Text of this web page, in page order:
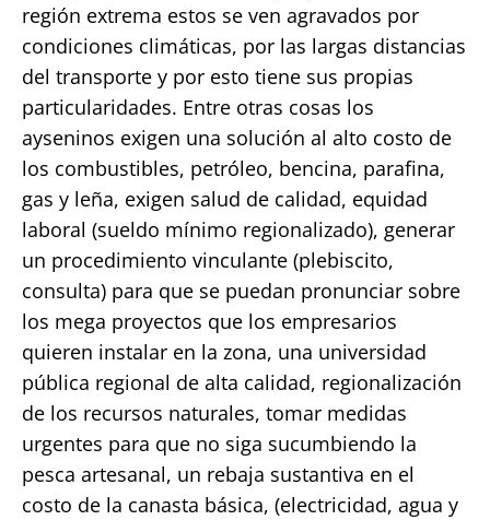
región extrema estos se ven agravados por
condiciones climáticas, por las largas distancias
del transporte y por esto tiene sus propias
particularidades. Entre otras cosas los
ayseninos exigen una solución al alto costo de
los combustibles, petróleo, bencina, parafina,
gas y leña, exigen salud de calidad, equidad
laboral (sueldo mínimo regionalizado), generar
un procedimiento vinculante (plebiscito,
consulta) para que se puedan pronunciar sobre
los mega proyectos que los empresarios
quieren instalar en la zona, una universidad
pública regional de alta calidad, regionalización
de los recursos naturales, tomar medidas
urgentes para que no siga sucumbiendo la
pesca artesanal, un rebaja sustantiva en el
costo de la canasta básica, (electricidad, agua y